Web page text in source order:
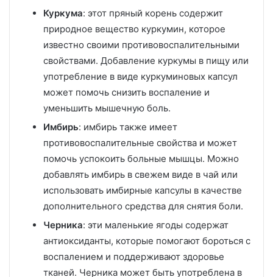
Куркума: этот пряный корень содержит
природное вещество куркумин, которое
известно своими противовоспалительными
свойствами. Добавление куркумы в пищу или
употребление в виде куркуминовых капсул
может помочь снизить воспаление и
уменьшить мышечную боль.
Имбирь: имбирь также имеет
противовоспалительные свойства и может
помочь успокоить больные мышцы. Можно
добавлять имбирь в свежем виде в чай или
использовать имбирные капсулы в качестве
дополнительного средства для снятия боли.
Черника: эти маленькие ягоды содержат
антиоксиданты, которые помогают бороться с
воспалением и поддерживают здоровье
тканей. Черника может быть употреблена в